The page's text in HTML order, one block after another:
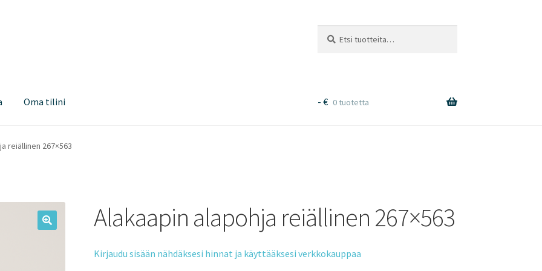
Oma tilini - € 0 tuotetta
reiällinen 267×563
Alakaapin alapohja reiällinen 267×563
Kirjaudu sisään nähdäksesi hinnat ja käyttääksesi verkkokauppaa